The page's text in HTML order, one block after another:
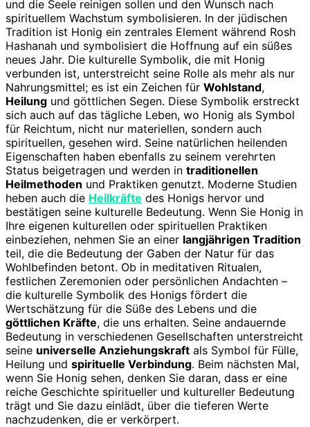
und die Seele reinigen sollen und den Wunsch nach
spirituellem Wachstum symbolisieren. In der jüdischen
Tradition ist Honig ein zentrales Element während Rosh
Hashanah und symbolisiert die Hoffnung auf ein süßes
neues Jahr. Die kulturelle Symbolik, die mit Honig
verbunden ist, unterstreicht seine Rolle als mehr als nur
Nahrungsmittel; es ist ein Zeichen für Wohlstand,
Heilung und göttlichen Segen. Diese Symbolik erstreckt
sich auch auf das tägliche Leben, wo Honig als Symbol
für Reichtum, nicht nur materiellen, sondern auch
spirituellen, gesehen wird. Seine natürlichen heilenden
Eigenschaften haben ebenfalls zu seinem verehrten
Status beigetragen und werden in traditionellen
Heilmethoden und Praktiken genutzt. Moderne Studien
heben auch die Heilkräfte des Honigs hervor und
bestätigen seine kulturelle Bedeutung. Wenn Sie Honig in
Ihre eigenen kulturellen oder spirituellen Praktiken
einbeziehen, nehmen Sie an einer langjährigen Tradition
teil, die die Bedeutung der Gaben der Natur für das
Wohlbefinden betont. Ob in meditativen Ritualen,
festlichen Zeremonien oder persönlichen Andachten –
die kulturelle Symbolik des Honigs fördert die
Wertschätzung für die Süße des Lebens und die
göttlichen Kräfte, die uns erhalten. Seine andauernde
Bedeutung in verschiedenen Gesellschaften unterstreicht
seine universelle Anziehungskraft als Symbol für Fülle,
Heilung und spirituelle Verbindung. Beim nächsten Mal,
wenn Sie Honig sehen, denken Sie daran, dass er eine
reiche Geschichte spiritueller und kultureller Bedeutung
trägt und Sie dazu einlädt, über die tieferen Werte
nachzudenken, die er verkörpert.